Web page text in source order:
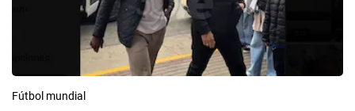
Fútbol mundial